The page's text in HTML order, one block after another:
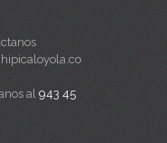
al 943 45